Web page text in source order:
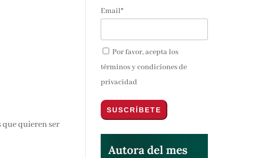
que quieren ser
Email*
Por favor, acepta los
términos y condiciones de
privacidad